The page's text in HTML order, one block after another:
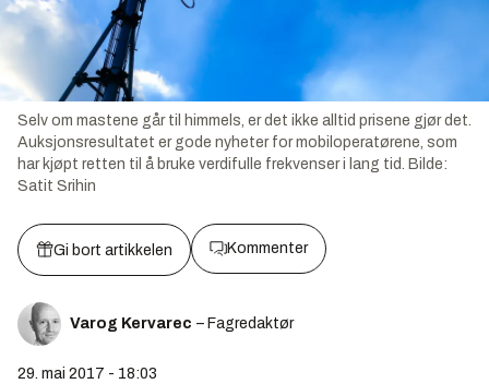
Selv om mastene går til himmels, er det ikke alltid prisene gjør det.
Auksjonsresultatet er gode nyheter for mobiloperatørene, som
har kjøpt retten til å bruke verdifulle frekvenser i lang tid. Bilde:
Satit Srihin
Gi bort artikkelen Kommenter
Varog Kervarec – Fagredaktør
29. mai 2017 - 18:03